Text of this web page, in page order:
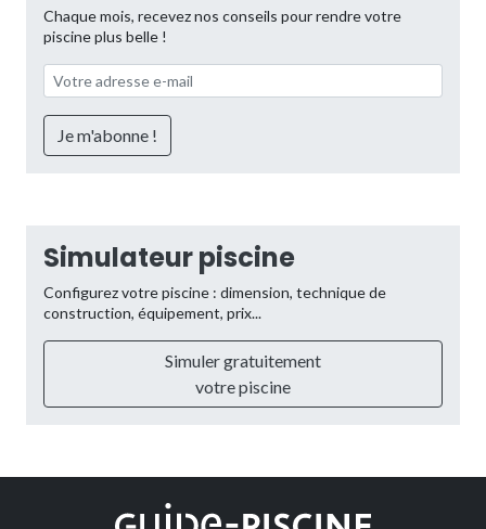
Chaque mois, recevez nos conseils pour rendre votre
piscine plus belle !
Simulateur piscine
Configurez votre piscine : dimension, technique de
construction, équipement, prix...
Simuler gratuitement
votre piscine